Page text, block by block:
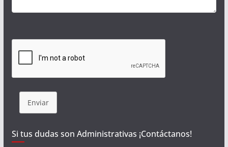
Enviar
Si tus dudas son Administrativas ¡Contáctanos!